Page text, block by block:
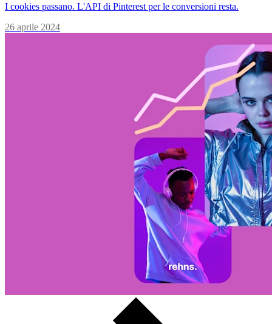
I cookies passano. L'API di Pinterest per le conversioni resta.
26 aprile 2024